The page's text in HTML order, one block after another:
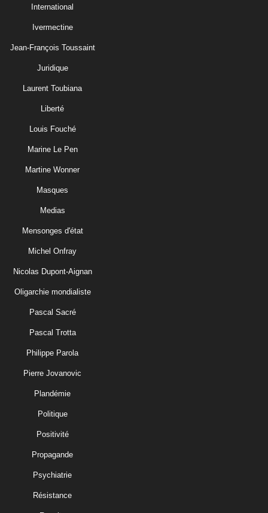
International
Ivermectine
Jean-François Toussaint
Juridique
Laurent Toubiana
Liberté
Louis Fouché
Marine Le Pen
Martine Wonner
Masques
Medias
Mensonges d'état
Michel Onfray
Nicolas Dupont-Aignan
Oligarchie mondialiste
Pascal Sacré
Pascal Trotta
Philippe Parola
Pierre Jovanovic
Plandémie
Politique
Positivité
Propagande
Psychiatrie
Résistance